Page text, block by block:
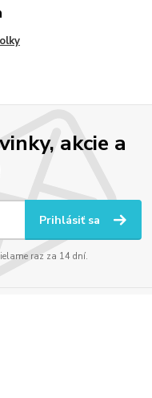
akcie a
Prihlásiť sa
raz za 14 dní.